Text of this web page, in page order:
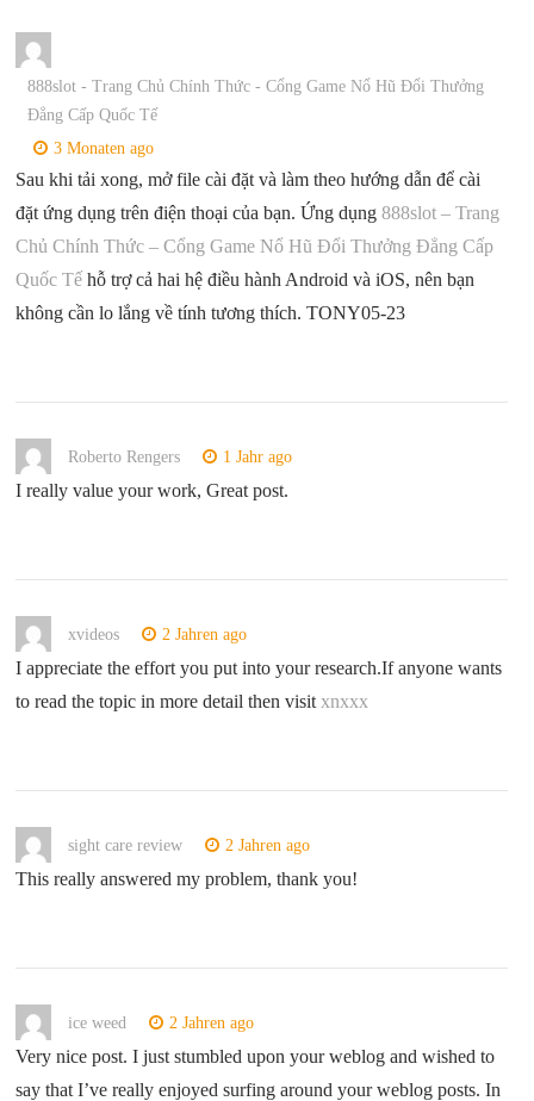
888slot - Trang Chủ Chính Thức - Cổng Game Nổ Hũ Đổi Thưởng
Đẳng Cấp Quốc Tế
3 Monaten ago
Sau khi tải xong, mở file cài đặt và làm theo hướng dẫn để cài
đặt ứng dụng trên điện thoại của bạn. Ứng dụng888slot – Trang
Chủ Chính Thức – Cổng Game Nổ Hũ Đổi Thưởng Đẳng Cấp
Quốc Tế hỗ trợ cả hai hệ điều hành Android và iOS, nên bạn
không cần lo lắng về tính tương thích. TONY05-23
Roberto Rengers 1 Jahr ago
I really value your work, Great post.
xvideos 2 Jahren ago
I appreciate the effort you put into your research.If anyone wants
to read the topic in more detail then visit xnxxx
sight care review 2 Jahren ago
This really answered my problem, thank you!
ice weed 2 Jahren ago
Very nice post. I just stumbled upon your weblog and wished to
say that I’ve really enjoyed surfing around your weblog posts. In